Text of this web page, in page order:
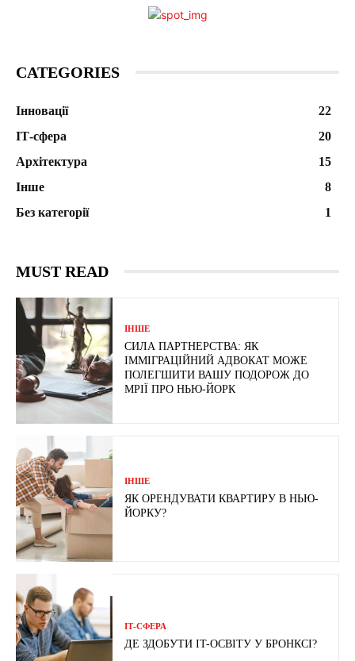
CATEGORIES
Інновації
22
ІТ-сфера
20
Архітектура
15
Інше
8
Без категорії
1
MUST READ
ІНШЕ
СИЛА ПАРТНЕРСТВА: ЯК
ІММІГРАЦІЙНИЙ АДВОКАТ МОЖЕ
ПОЛЕГШИТИ ВАШУ ПОДОРОЖ ДО
МРІЇ ПРО НЬЮ-ЙОРК
ІНШЕ
ЯК ОРЕНДУВАТИ КВАРТИРУ В НЬЮ-
ЙОРКУ?
ІТ-СФЕРА
ДЕ ЗДОБУТИ IT-ОСВІТУ У БРОНКСІ?